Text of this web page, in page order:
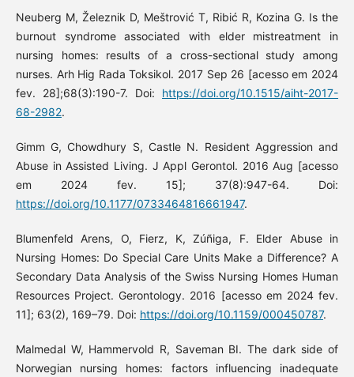
Neuberg M, Železnik D, Meštrović T, Ribić R, Kozina G. Is the
burnout syndrome associated with elder mistreatment in
nursing homes: results of a cross-sectional study among
nurses. Arh Hig Rada Toksikol. 2017 Sep 26 [acesso em 2024
fev. 28];68(3):190-7. Doi: https://doi.org/10.1515/aiht-2017-
68-2982.
Gimm G, Chowdhury S, Castle N. Resident Aggression and
Abuse in Assisted Living. J Appl Gerontol. 2016 Aug [acesso
em 2024 fev. 15]; 37(8):947-64. Doi:
https://doi.org/10.1177/0733464816661947.
Blumenfeld Arens, O, Fierz, K, Zúñiga, F. Elder Abuse in
Nursing Homes: Do Special Care Units Make a Difference? A
Secondary Data Analysis of the Swiss Nursing Homes Human
Resources Project. Gerontology. 2016 [acesso em 2024 fev.
11]; 63(2), 169–79. Doi: https://doi.org/10.1159/000450787.
Malmedal W, Hammervold R, Saveman BI. The dark side of
Norwegian nursing homes: factors influencing inadequate